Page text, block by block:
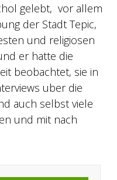
gelebt, vor allem
der Stadt Tepic,
und religiosen
er hatte die
beobachtet, sie in
uber die
auch selbst viele
und mit nach